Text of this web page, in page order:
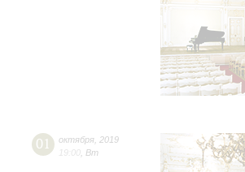
01 октября 2019
19:00 Вт